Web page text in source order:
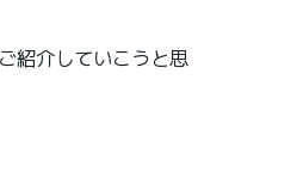
紹介していこうと思